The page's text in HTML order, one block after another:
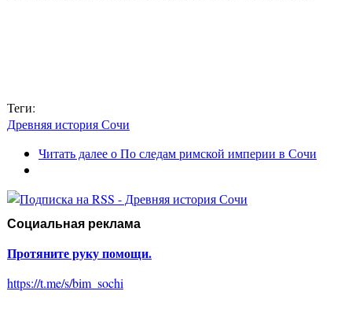
Теги:
Древняя история Сочи
Читать далеео По следам римской империи в Сочи
Социальная реклама
Протяните руку помощи.
https://t.me/s/bim_sochi